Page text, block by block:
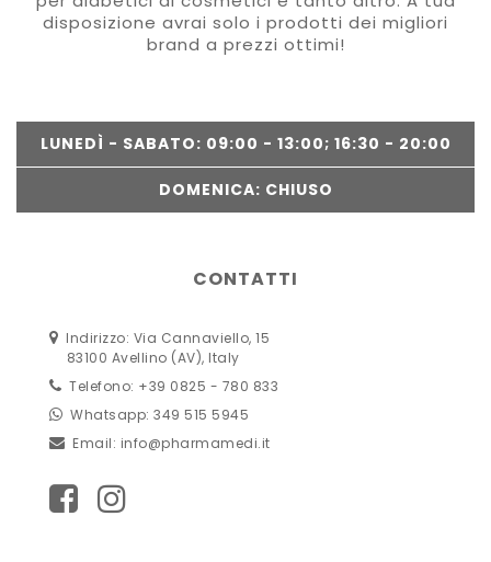
disposizione avrai solo i prodotti dei migliori
brand a prezzi ottimi!
LUNEDÌ - SABATO: 09:00 - 13:00; 16:30 - 20:00
DOMENICA: CHIUSO
CONTATTI
Indirizzo: Via Cannaviello, 15
83100 Avellino (AV), Italy
Telefono: +39 0825 - 780 833
Whatsapp: 349 515 5945
Email: info@pharmamedi.it